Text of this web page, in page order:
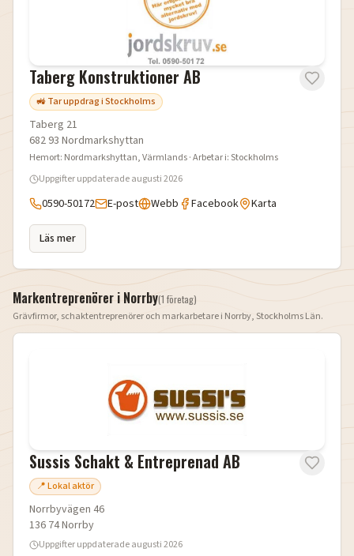
Taberg Konstruktioner AB
🚜 Tar uppdrag i Stockholms
Taberg 21
682 93 Nordmarkshyttan
Hemort: Nordmarkshyttan, Värmlands· Arbetar i:Stockholms
Uppgifter uppdateradeaugusti 2026
0590-50172 E-post Webb Facebook Karta
Läs mer
Markentreprenörer i Norrby(1 företag)
Grävfirmor, schaktentreprenörer och markarbetare i Norrby, Stockholms Län.
Sussis Schakt & Entreprenad AB
📍 Lokal aktör
Norrbyvägen 46
136 74Norrby
Uppgifter uppdateradeaugusti 2026